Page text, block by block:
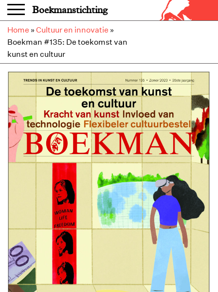
Overslaan en naar de inhoud gaan
Boekmanstichting
Home » Cultuur en innovatie »
Boekman #135: De toekomst van
kunst en cultuur